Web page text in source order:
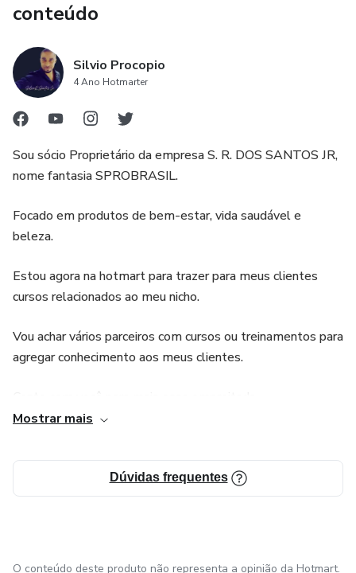
conteúdo
Silvio Procopio
4 Ano Hotmarter
Sou sócio Proprietário da empresa S. R. DOS SANTOS JR,
nome fantasia SPROBRASIL.
Focado em produtos de bem-estar, vida saudável e
beleza.
Estou agora na hotmart para trazer para meus clientes
cursos relacionados ao meu nicho.
Vou achar vários parceiros com cursos ou treinamentos para
agregar conhecimento aos meus clientes.
Trabalho com e-commerce desde 2010.
Mostrar mais
Dúvidas frequentes
O conteúdo deste produto não representa a opinião da Hotmart.